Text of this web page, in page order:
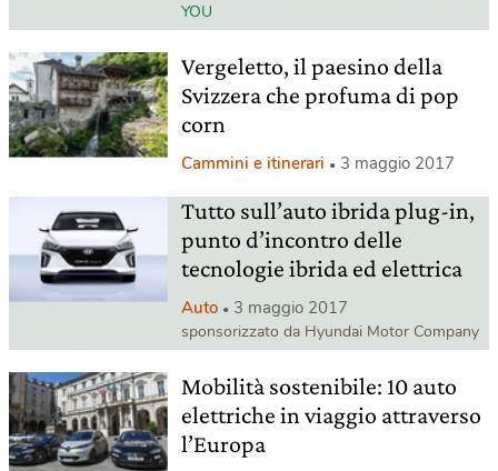
YOU
Vergeletto, il paesino della
Svizzera che profuma di pop
corn
Cammini e itinerari 3 maggio 2017
Tutto sull’auto ibrida plug-in,
punto d’incontro delle
tecnologie ibrida ed elettrica
Auto 3 maggio 2017
sponsorizzato da Hyundai Motor Company
Mobilità sostenibile: 10 auto
elettriche in viaggio attraverso
l’Europa